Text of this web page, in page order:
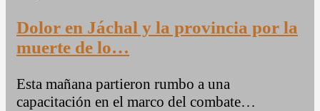
Dolor en Jáchal y la provincia por la
muerte de lo…
Esta mañana partieron rumbo a una
capacitación en el marco del combate…